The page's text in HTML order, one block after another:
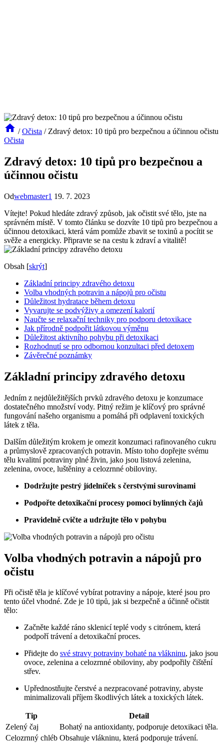
/ Očista / Zdravý detox: 10 tipů pro bezpečnou a účinnou očistu
Očista
Zdravý detox: 10 tipů pro bezpečnou a
účinnou očistu
Odwebmaster1 19. 7. 2023
Vítejte! Pokud hledáte zdravý způsob, jak očistit své tělo, jste na
správném místě. V tomto článku se dozvíte 10 tipů pro bezpečnou a
účinnou detoxikaci, která vám pomůže zbavit se toxinů a pocítit se
svěže a energicky. Připravte se na cestu k zdraví a vitalitě!
Obsah [skrýt]
Základní principy zdravého detoxu
Volba vhodných potravin a nápojů pro očistu
Důležitost hydratace během detoxu
Vyvarujte se podvýživy a omezení kalorií
Naučte se relaxační techniky pro podporu detoxikace
Jak přírodně podpořit látkovou výměnu
Důležitost aktivního pohybu při detoxikaci
Rozhodnutí se pro odbornou konzultaci před detoxem
Závěrečné poznámky
Základní principy zdravého detoxu
Jedním z nejdůležitějších prvků zdravého detoxu je konzumace
dostatečného množství vody. Pitný režim je klíčový pro správné
fungování našeho organismu a pomáhá při odplavení toxických
látek z těla.
Dalším důležitým krokem je omezit konzumaci rafinovaného cukru
a průmyslově zpracovaných potravin. Místo toho dopřejte svému
tělu kvalitní potraviny plné živin, jako jsou listová zelenina,
zelenina, ovoce, luštěniny a celozrnné obiloviny.
Dodržujte pestrý jídelníček s čerstvými surovinami
Podpořte detoxikační procesy pomocí bylinných čajů
Pravidelně cvičte a udržujte tělo v pohybu
Volba vhodných potravin a nápojů pro
očistu
Při očistě těla je klíčové vybírat potraviny a nápoje, které jsou pro
tento účel vhodné. Zde je 10 tipů, jak si bezpečně a účinně očistit
tělo:
Začněte každé ráno sklenicí teplé vody s citrónem, která
podpoří trávení a detoxikační proces.
Přidejte do své stravy potraviny bohaté na vlákninu, jako jsou
ovoce, zelenina a celozrnné obiloviny, aby podpořily čištění
střev.
Upřednostňujte čerstvé a nezpracované potraviny, abyste
minimalizovali příjem škodlivých látek a toxických látek.
Tip
Detail
Zelený čaj
Bohatý na antioxidanty, podporuje detoxikaci těla.
Celozrnný chléb Obsahuje vlákninu, která podporuje trávení.